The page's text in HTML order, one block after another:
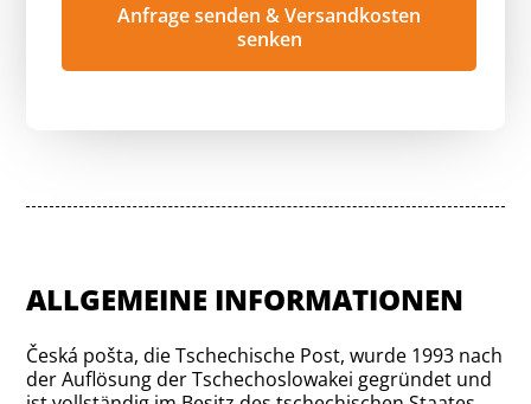
Anfrage senden & Versandkosten
senken
ALLGEMEINE INFORMATIONEN
Česká pošta, die Tschechische Post, wurde 1993 nach
der Auflösung der Tschechoslowakei gegründet und